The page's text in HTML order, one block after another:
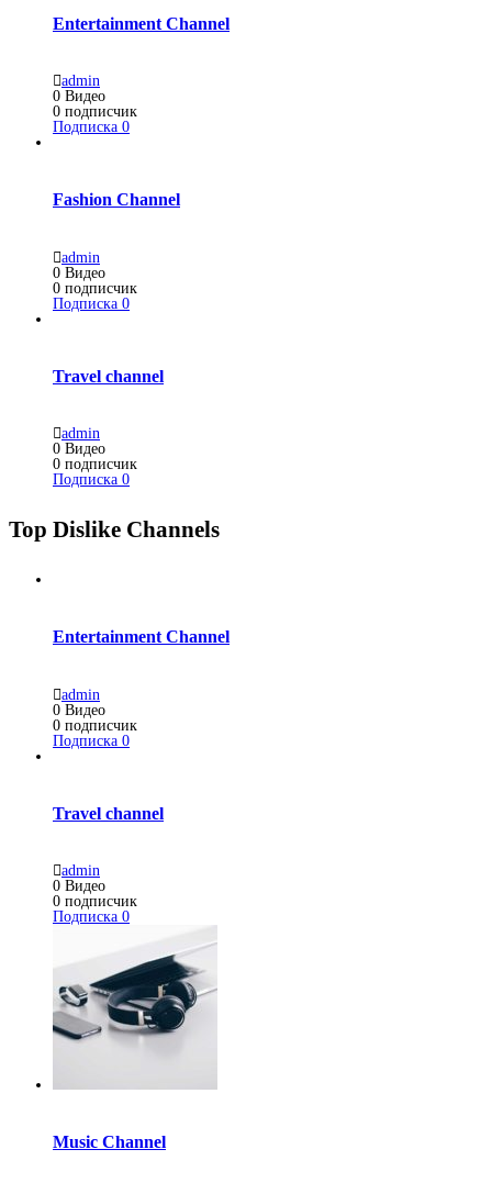
Entertainment Channel
admin
0 Видео
0 подписчик
Подписка 0
Fashion Channel
admin
0 Видео
0 подписчик
Подписка 0
Travel channel
admin
0 Видео
0 подписчик
Подписка 0
Top Dislike Channels
Entertainment Channel
admin
0 Видео
0 подписчик
Подписка 0
Travel channel
admin
0 Видео
0 подписчик
Подписка 0
Music Channel